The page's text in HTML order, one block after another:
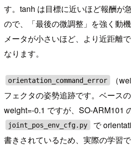
す。tanh は目標に近いほど報酬が
ので、「最後の微調整」を強く動機
メータが小さいほど、より近距離
なります。
orientation_command_error
（
フェクタの姿勢追跡です。ベースの
weight=-0.1 ですが、SO-ARM101
joint_pos_env_cfg.py
で
書きされているため、実際の学習